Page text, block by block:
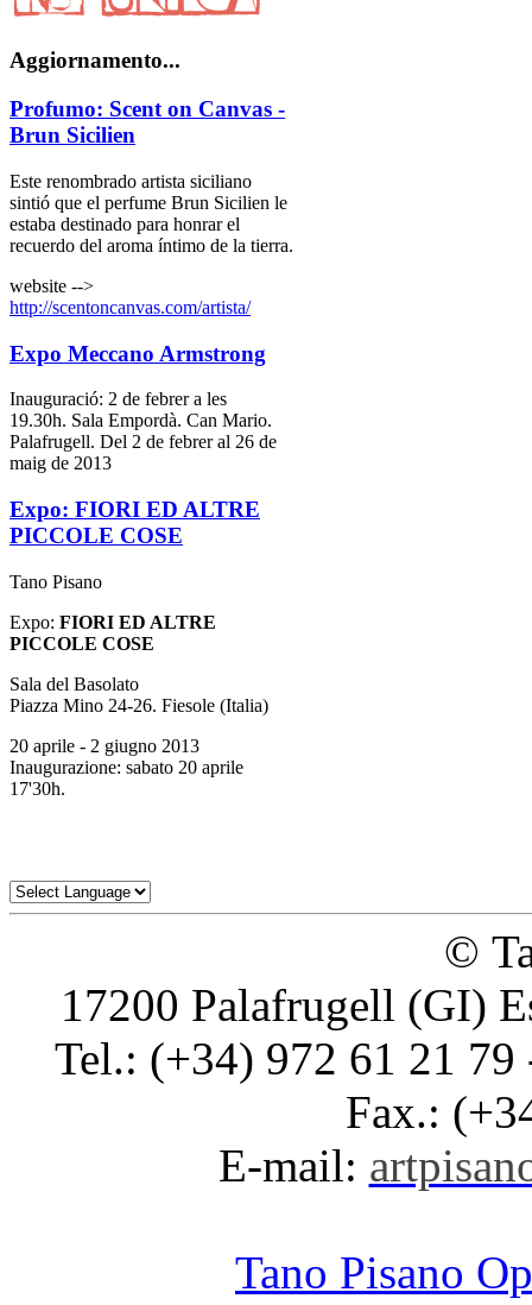
Aggiornamento...
Profumo: Scent on Canvas -
Brun Sicilien
Este renombrado artista siciliano
sintió que el perfume Brun Sicilien le
estaba destinado para honrar el
recuerdo del aroma íntimo de la tierra.
website -->
http://scentoncanvas.com/artista/
Expo Meccano Armstrong
Inauguració: 2 de febrer a les
19.30h. Sala Empordà. Can Mario.
Palafrugell. Del 2 de febrer al 26 de
maig de 2013
Expo: FIORI ED ALTRE
PICCOLE COSE
Tano Pisano
Expo: FIORI ED ALTRE
PICCOLE COSE
Sala del Basolato
Piazza Mino 24-26. Fiesole (Italia)
20 aprile - 2 giugno 2013
Inaugurazione: sabato 20 aprile
17'30h.
©
17200 Palafrugell (GI)
Tel.: (+34) 972 61 21
Fax.:
E-mail:
Tano Pisano